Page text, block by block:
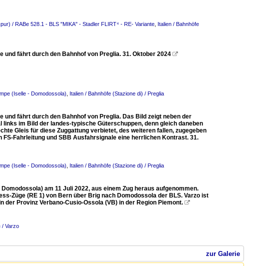
/ RABe 528.1 - BLS "MIKA" - Stadler FLIRT⁴ - RE- Variante Italien / Bahnhöfe
und fährt durch den Bahnhof von Preglia. 31. Oktober 2024 
(Iselle - Domodossola) Italien / Bahnhöfe (Stazione di) / Preglia
und fährt durch den Bahnhof von Preglia. Das Bild zeigt neben der
im Bild der landes-typische Güterschuppen, denn gleich daneben
Gleis für diese Zuggattung verbietet, des weiteren fallen, zugegeben
Fahrleitung und SBB Ausfahrsignale eine herrlichen Kontrast. 31.
(Iselle - Domodossola) Italien / Bahnhöfe (Stazione di) / Preglia
am 11 Juli 2022, aus einem Zug heraus aufgenommen.
Züge (RE 1) von Bern über Brig nach Domodossola der BLS. Varzo ist
Provinz Verbano-Cusio-Ossola (VB) in der Region Piemont. 
/ Varzo
zur Galerie